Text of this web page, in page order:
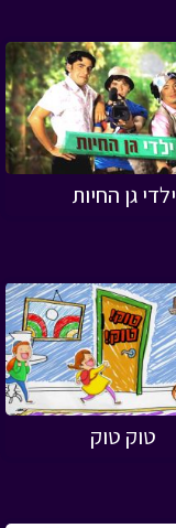
ילדי גן החיות
טוק טוק